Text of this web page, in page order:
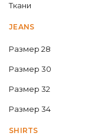
Ткани
JEANS
Размер 28
Размер 30
Размер 32
Размер 34
SHIRTS